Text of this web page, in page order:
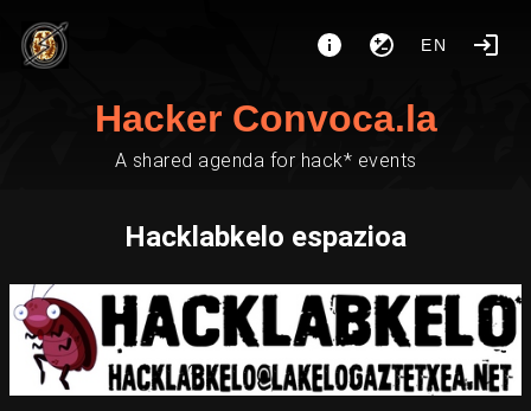
EN
Hacker Convoca.la
A shared agenda for hack* events
Hacklabkelo espazioa